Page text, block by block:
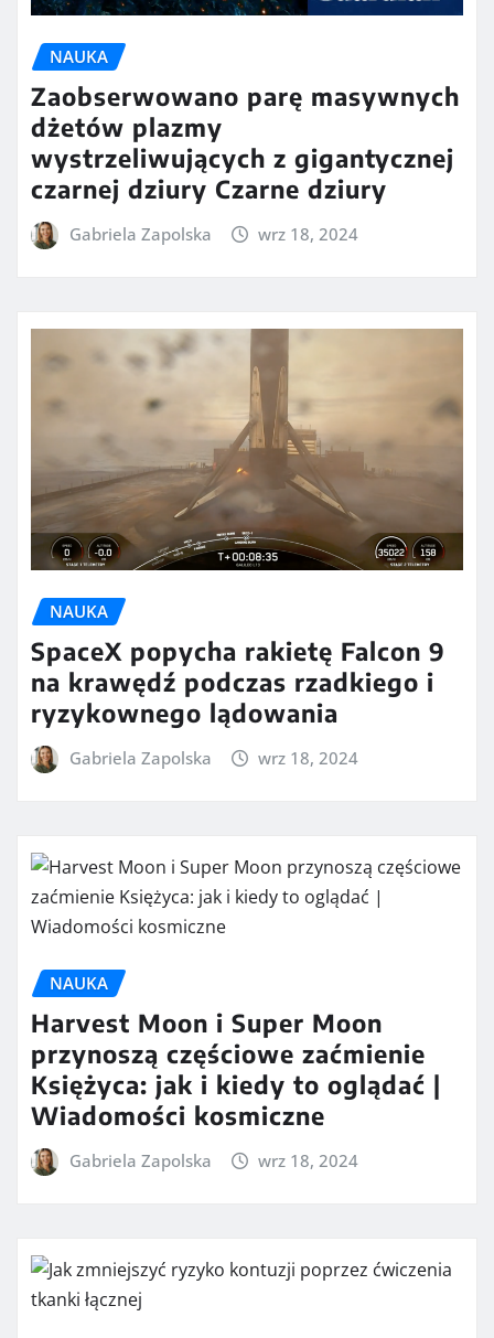
NAUKA
Zaobserwowano parę masywnych
dżetów plazmy
wystrzeliwujących z gigantycznej
czarnej dziury Czarne dziury
Gabriela Zapolska wrz 18, 2024
NAUKA
SpaceX popycha rakietę Falcon 9
na krawędź podczas rzadkiego i
ryzykownego lądowania
Gabriela Zapolska wrz 18, 2024
NAUKA
Harvest Moon i Super Moon
przynoszą częściowe zaćmienie
Księżyca: jak i kiedy to oglądać |
Wiadomości kosmiczne
Gabriela Zapolska wrz 18, 2024